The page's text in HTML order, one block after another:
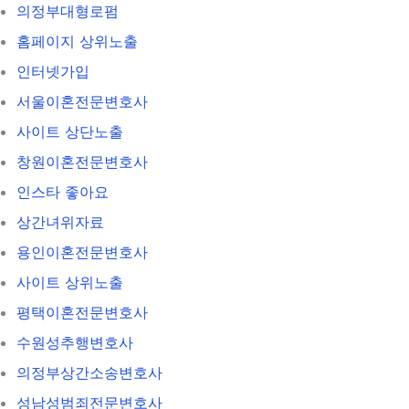
의정부대형로펌
홈페이지 상위노출
인터넷가입
서울이혼전문변호사
사이트 상단노출
창원이혼전문변호사
인스타 좋아요
상간녀위자료
용인이혼전문변호사
사이트 상위노출
평택이혼전문변호사
수원성추행변호사
의정부상간소송변호사
성남성범죄전문변호사